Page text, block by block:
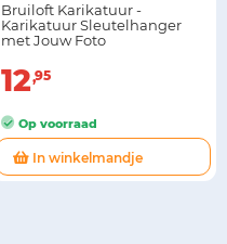
Bruiloft Karikatuur -
Karikatuur Sleutelhanger
met Jouw Foto
12 95
Op voorraad
In winkelmandje